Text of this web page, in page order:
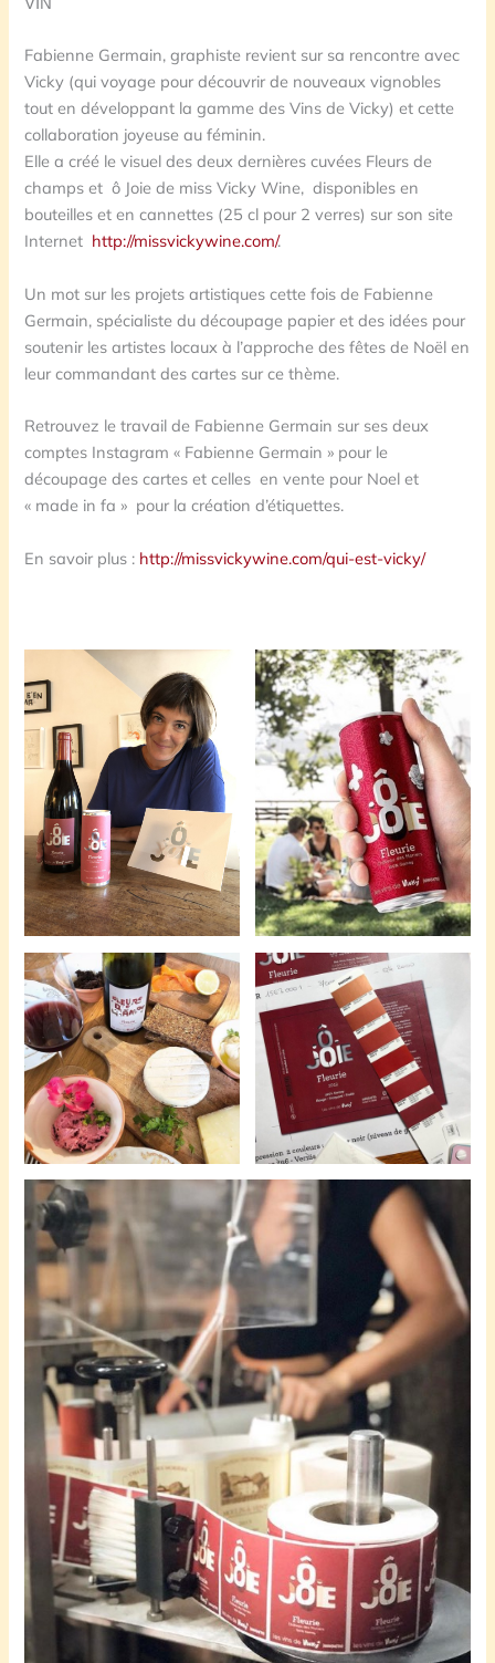
Fabienne Germain, graphiste revient sur sa rencontre avec
Vicky (qui voyage pour découvrir de nouveaux vignobles
tout en développant la gamme des Vins de Vicky) et cette
collaboration joyeuse au féminin.
Elle a créé le visuel des deux dernières cuvées Fleurs de
champs et ô Joie de miss Vicky Wine, disponibles en
bouteilles et en cannettes (25 cl pour 2 verres) sur son site
Internet http://missvickywine.com/.
Un mot sur les projets artistiques cette fois de Fabienne
Germain, spécialiste du découpage papier et des idées pour
soutenir les artistes locaux à l’approche des fêtes de Noël en
leur commandant des cartes sur ce thème.
Retrouvez le travail de Fabienne Germain sur ses deux
comptes Instagram « Fabienne Germain » pour le
découpage des cartes et celles en vente pour Noel et
« made in fa » pour la création d’étiquettes.
En savoir plus : http://missvickywine.com/qui-est-vicky/